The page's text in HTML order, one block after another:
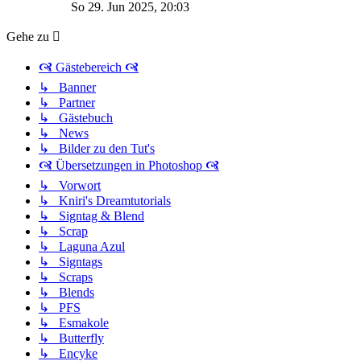
So 29. Jun 2025, 20:03
Gehe zu
🙧 Gästebereich 🙧
↳ Banner
↳ Partner
↳ Gästebuch
↳ News
↳ Bilder zu den Tut's
🙧 Übersetzungen in Photoshop 🙧
↳ Vorwort
↳ Kniri's Dreamtutorials
↳ Signtag & Blend
↳ Scrap
↳ Laguna Azul
↳ Signtags
↳ Scraps
↳ Blends
↳ PFS
↳ Esmakole
↳ Butterfly
↳ Encyke